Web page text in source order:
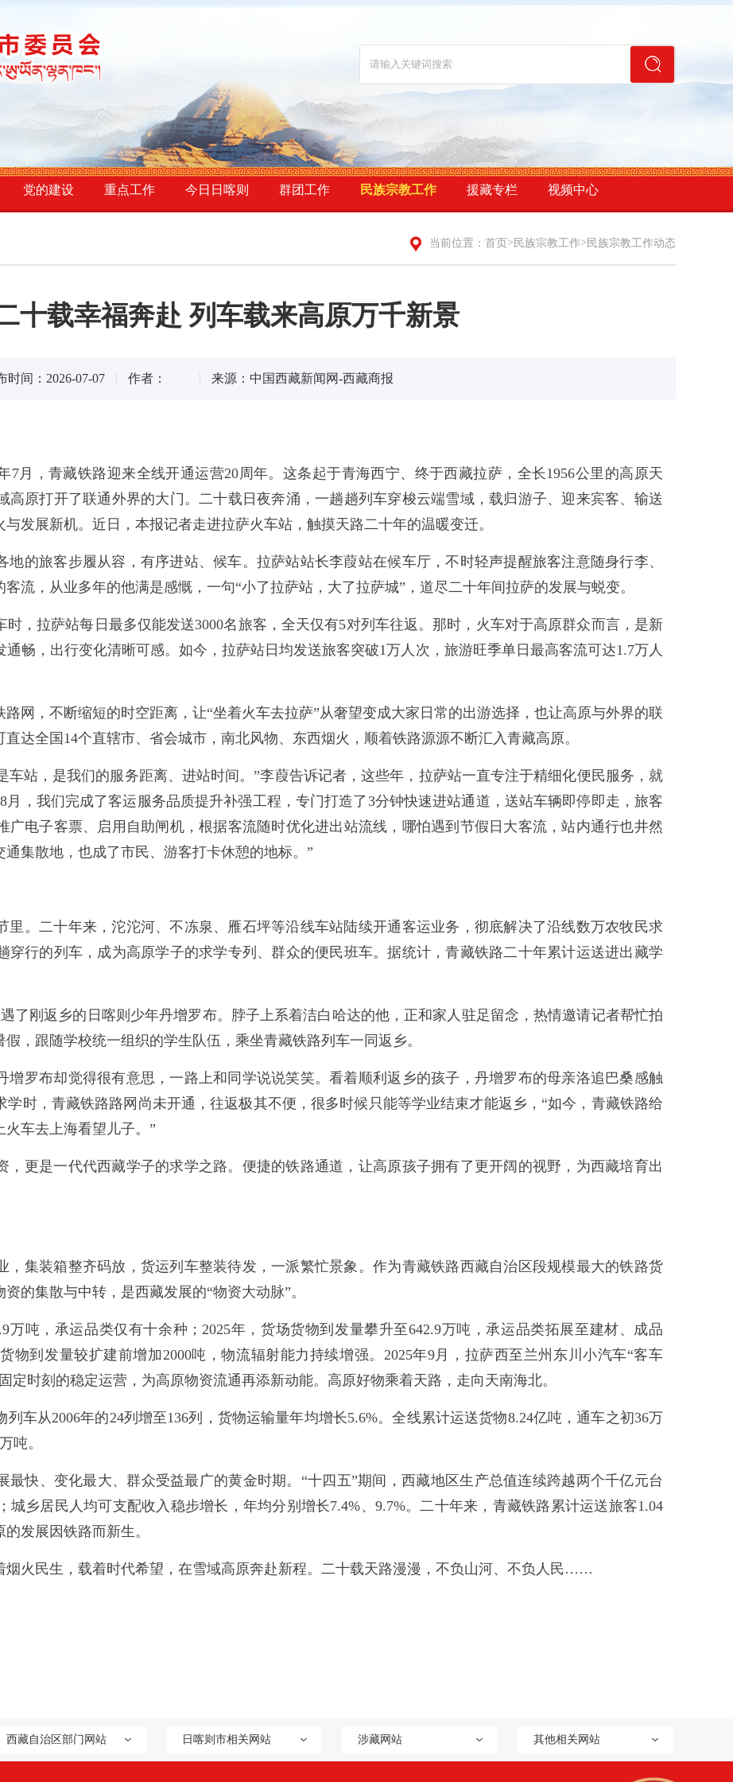
党的建设 重点工作 今日日喀则 群团工作 民族宗教工作 援藏专栏 视频中心
当前位置： 首页 > 民族宗教工作> 民族宗教工作动态
十载幸福奔赴 列车载来高原万千新景
时间：2026-07-07 作者： 来源：中国西藏新闻网-西藏商报
7月，青藏铁路迎来全线开通运营20周年。这条起于青海西宁、终于西藏拉萨，全长1956公里的高原天
高原打开了联通外界的大门。二十载日夜奔涌，一趟趟列车穿梭云端雪域，载归游子、迎来宾客、输送
发展新机。近日，本报记者走进拉萨火车站，触摸天路二十年的温暖变迁。
的旅客步履从容，有序进站、候车。拉萨站站长李葭站在候车厅，不时轻声提醒旅客注意随身行李、
流，从业多年的他满是感慨，一句“小了拉萨站，大了拉萨城”，道尽二十年间拉萨的发展与蜕变。
时，拉萨站每日最多仅能发送3000名旅客，全天仅有5对列车往返。那时，火车对于高原群众而言，是新
畅，出行变化清晰可感。如今，拉萨站日均发送旅客突破1万人次，旅游旺季单日最高客流可达1.7万人
网，不断缩短的时空距离，让“坐着火车去拉萨”从奢望变成大家日常的出游选择，也让高原与外界的联
达全国14个直辖市、省会城市，南北风物、东西烟火，顺着铁路源源不断汇入青藏高原。
车站，是我们的服务距离、进站时间。”李葭告诉记者，这些年，拉萨站一直专注于精细化便民服务，就
，我们完成了客运服务品质提升补强工程，专门打造了3分钟快速进站通道，送站车辆即停即走，旅客
广电子客票、启用自助闸机，根据客流随时优化进出站流线，哪怕遇到节假日大客流，站内通行也井然
集散地，也成了市民、游客打卡休憩的地标。”
里。二十年来，沱沱河、不冻泉、雁石坪等沿线车站陆续开通客运业务，彻底解决了沿线数万农牧民求
穿行的列车，成为高原学子的求学专列、群众的便民班车。据统计，青藏铁路二十年累计运送进出藏学
了刚返乡的日喀则少年丹增罗布。脖子上系着洁白哈达的他，正和家人驻足留念，热情邀请记者帮忙拍
，跟随学校统一组织的学生队伍，乘坐青藏铁路列车一同返乡。
增罗布却觉得很有意思，一路上和同学说说笑笑。看着顺利返乡的孩子，丹增罗布的母亲洛追巴桑感触
时，青藏铁路路网尚未开通，往返极其不便，很多时候只能等学业结束才能返乡，“如今，青藏铁路给
车去上海看望儿子。”
，更是一代代西藏学子的求学之路。便捷的铁路通道，让高原孩子拥有了更开阔的视野，为西藏培育出
，集装箱整齐码放，货运列车整装待发，一派繁忙景象。作为青藏铁路西藏自治区段规模最大的铁路货
的集散与中转，是西藏发展的“物资大动脉”。
万吨，承运品类仅有十余种；2025年，货场货物到发量攀升至642.9万吨，承运品类拓展至建材、成品
物到发量较扩建前增加2000吨，物流辐射能力持续增强。2025年9月，拉萨西至兰州东川小汽车“客车
定时刻的稳定运营，为高原物资流通再添新动能。高原好物乘着天路，走向天南海北。
车从2006年的24列增至136列，货物运输量年均增长5.6%。全线累计运送货物8.24亿吨，通车之初36万
吨。
最快、变化最大、群众受益最广的黄金时期。“十四五”期间，西藏地区生产总值连续跨越两个千亿元台
城乡居民人均可支配收入稳步增长，年均分别增长7.4%、9.7%。二十年来，青藏铁路累计运送旅客1.04
发展因铁路而新生。
烟火民生，载着时代希望，在雪域高原奔赴新程。二十载天路漫漫，不负山河、不负人民……
西藏自治区部门网站 日喀则市相关网站 涉藏网站 其他相关网站